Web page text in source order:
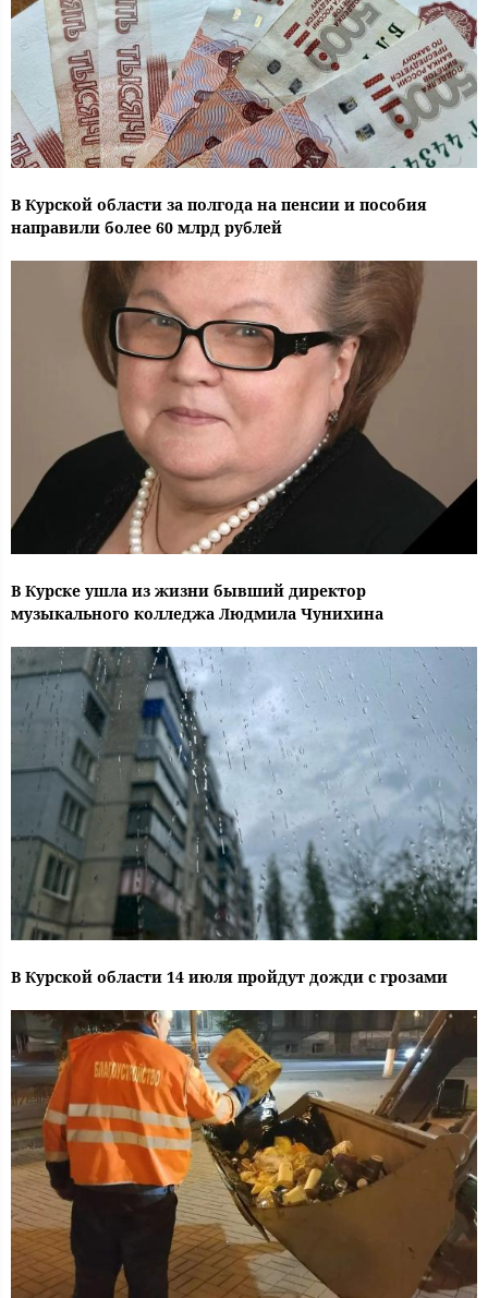
В Курской области за полгода на пенсии и пособия
направили более 60 млрд рублей
В Курске ушла из жизни бывший директор
музыкального колледжа Людмила Чунихина
В Курской области 14 июля пройдут дожди с грозами